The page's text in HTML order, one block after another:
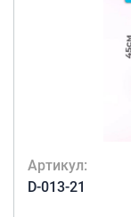
Артикул:
D-013-21